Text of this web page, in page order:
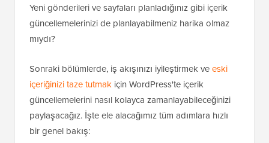
Yeni gönderileri ve sayfaları planladığınız gibi içerik
güncellemelerinizi de planlayabilmeniz harika olmaz
mıydı?
Sonraki bölümlerde, iş akışınızı iyileştirmek veeski
içeriğinizi taze tutmak için WordPress'te içerik
güncellemelerini nasıl kolayca zamanlayabileceğinizi
paylaşacağız. İşte ele alacağımız tüm adımlara hızlı
bir genel bakış: